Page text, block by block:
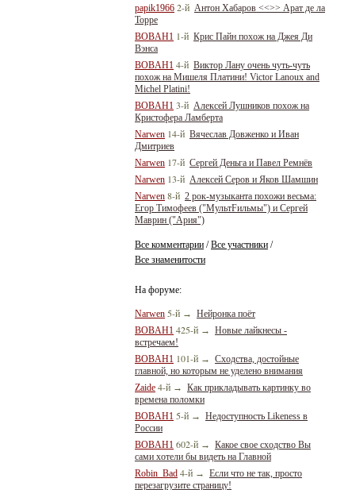
papik1966 2-й Антон Хабаров <<>> Арат де ла
Торре
BOBAH1 1-й Крис Пайн похож на Джея Ди
Вэнса
BOBAH1 4-й Виктор Лану очень чуть-чуть
похож на Мишеля Платини! Victor Lanoux and
Michel Platini!
BOBAH1 3-й Алексей Лушников похож на
Кристофера Ламберта
Narwen 14-й Вячеслав Довженко и Иван
Дмитриев
Narwen 17-й Сергей Деньга и Павел Ремнёв
Narwen 13-й Алексей Серов и Яков Шамшин
Narwen 8-й 2 рок-музыканта похожи весьма:
Егор Тимофеев ("МультFильмы") и Сергей
Маврин ("Ария")
Все комментарии /Все участники /
Все знаменитости
На форуме:
Narwen 5-й → Нейронка поёт
BOBAH1 425-й → Новые лайкнесы -
встречаем!
BOBAH1 101-й → Сходства, достойные
главной, но которым не уделено внимания
Zaide 4-й → Как прикладывать картинку во
времена поломки
BOBAH1 5-й → Недоступность Likeness в
России
BOBAH1 602-й → Какое свое сходство Вы
сами хотели бы видеть на Главной
Robin_Bad 4-й → Если что не так, просто
перезагрузите страницу!